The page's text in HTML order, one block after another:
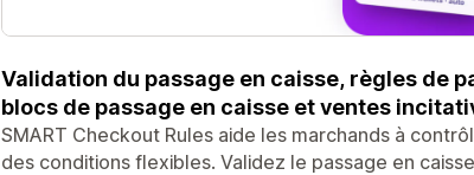
Validation du passage en caisse, règles de
blocs de passage en caisse et ventes
SMART Checkout Rules aide les marchands à
des conditions flexibles. Validez le passage en